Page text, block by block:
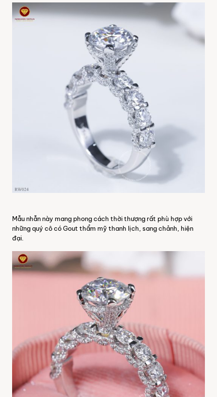
Mẫu nhẫn này mang phong cách thời thượng rất phù hợp với
những quý cô có Gout thẩm mỹ thanh lịch, sang chảnh, hiện
đại.